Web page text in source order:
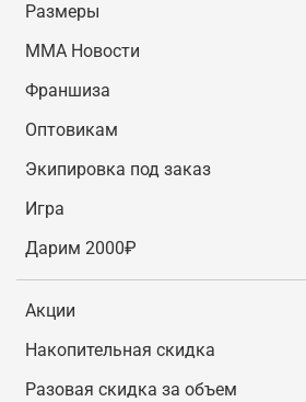
Размеры
MMA Новости
Франшиза
Оптовикам
Экипировка под заказ
Игра
Дарим 2000₽
Акции
Накопительная скидка
Разовая скидка за объем